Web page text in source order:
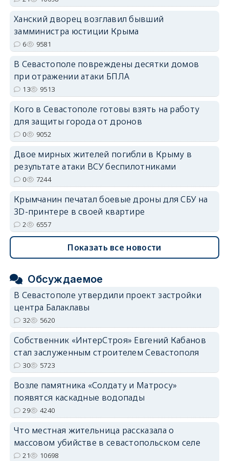
Ханский дворец возглавил бывший
замминистра юстиции Крыма
6 9581
В Севастополе повреждены десятки домов
при отражении атаки БПЛА
13 9513
Кого в Севастополе готовы взять на работу
для защиты города от дронов
0 9052
Двое мирных жителей погибли в Крыму в
результате атаки ВСУ беспилотниками
0 7244
Крымчанин печатал боевые дроны для СБУ на
3D-принтере в своей квартире
2 6557
Показать все новости
Обсуждаемое
В Севастополе утвердили проект застройки
центра Балаклавы
32 5620
Собственник «ИнтерСтроя» Евгений Кабанов
стал заслуженным строителем Севастополя
30 5723
Возле памятника «Солдату и Матросу»
появятся каскадные водопады
29 4240
Что местная жительница рассказала о
массовом убийстве в севастопольском селе
21 10698